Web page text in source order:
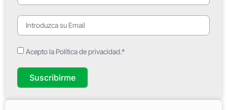
Acepto la Política de privacidad.*
Suscribirme